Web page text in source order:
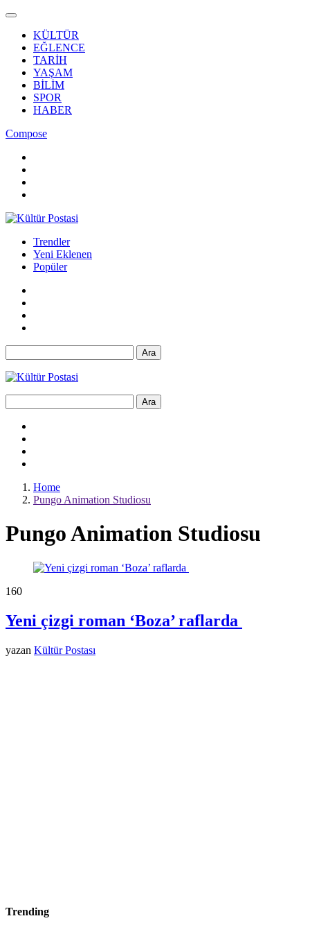
KÜLTÜR
EĞLENCE
TARİH
YAŞAM
BİLİM
SPOR
HABER
Compose
Trendler
Yeni Eklenen
Popüler
Ara
Ara
Home
Pungo Animation Studiosu
Pungo Animation Studiosu
160
Yeni çizgi roman ‘Boza’ raflarda
yazan Kültür Postası
Trending